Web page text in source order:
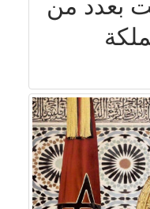
بعدد من